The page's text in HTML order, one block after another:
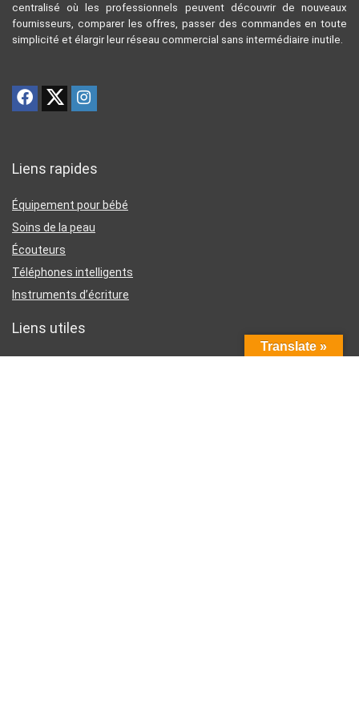
centralisé où les professionnels peuvent découvrir de nouveaux
fournisseurs, comparer les offres, passer des commandes en toute
simplicité et élargir leur réseau commercial sans intermédiaire inutile.
Liens rapides
Équipement pour bébé
Soins de la peau
Écouteurs
Téléphones intelligents
Instruments d’écriture
Liens utiles
Translate »